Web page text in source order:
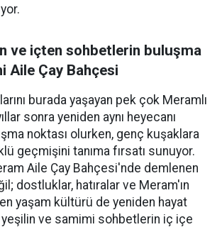
ve içten sohbetlerin buluşma
Aile Çay Bahçesi
burada yaşayan pek çok Meramlı
sonra yeniden aynı heyecanı
noktası olurken, genç kuşaklara
geçmişini tanıma fırsatı sunuyor.
Aile Çay Bahçesi'nde demlenen
dostluklar, hatıralar ve Meram'ın
yaşam kültürü de yeniden hayat
yeşilin ve samimi sohbetlerin iç içe